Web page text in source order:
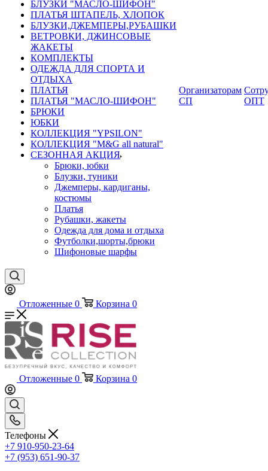
БЛУЗКИ "МАСЛО-ШИФОН"
ПЛАТЬЯ ШТАПЕЛЬ, ХЛОПОК
БЛУЗКИ,ДЖЕМПЕРЫ,РУБАШКИ
ВЕТРОВКИ, ДЖИНСОВЫЕ
ЖАКЕТЫ
КОМПЛЕКТЫ
ОДЕЖДА ДЛЯ СПОРТА И
ОТДЫХА
ПЛАТЬЯ
ПЛАТЬЯ "МАСЛО-ШИФОН"
БРЮКИ
ЮБКИ
КОЛЛЕКЦИЯ "YPSILON"
КОЛЛЕКЦИЯ "M&G all natural"
СЕЗОННАЯ АКЦИЯ
Брюки, юбки
Блузки, туники
Джемперы, кардиганы,
костюмы
Платья
Рубашки, жакеты
Одежда для дома и отдыха
Футболки,шорты,брюки
Шифоновые шарфы
Организаторам
СП
ОПТ
Отложенные 0 Корзина 0
Отложенные 0 Корзина 0
Телефоны
+7 910-950-23-64
+7 (953) 651-90-37